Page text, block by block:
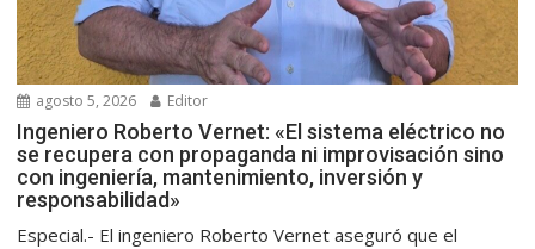
agosto 5, 2026 Editor
Ingeniero Roberto Vernet: «El sistema eléctrico no
se recupera con propaganda ni improvisación sino
con ingeniería, mantenimiento, inversión y
responsabilidad»
Especial.- El ingeniero Roberto Vernet aseguró que el